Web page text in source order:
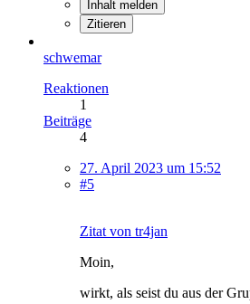
Inhalt melden
Zitieren
schwemar
Reaktionen
1
Beiträge
4
27. April 2023 um 15:52
#5
Zitat von tr4jan
Moin,
wirkt, als seist du aus der